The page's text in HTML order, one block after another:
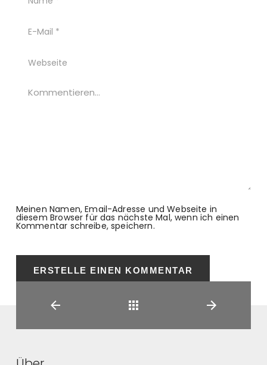
Meinen Namen, Email-Adresse und Webseite in
diesem Browser für das nächste Mal, wenn ich einen
Kommentar schreibe, speichern.